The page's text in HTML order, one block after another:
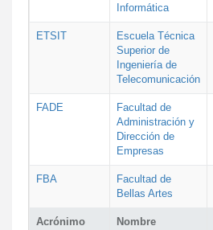
Acrónimo Nombre
Informática
ETSIT
Escuela Técnica
Superior de
Ingeniería de
Telecomunicación
FADE
Facultad de
Administración y
Dirección de
Empresas
FBA
Facultad de
Bellas Artes